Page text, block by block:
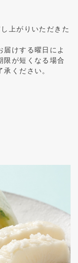
上がりいただきた
届けする曜日によ
限が短くなる場合
ください。